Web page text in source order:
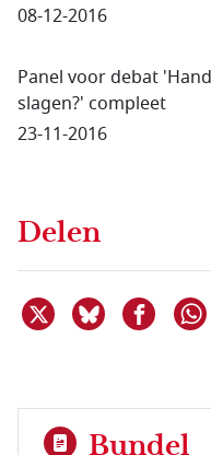
08-12-2016
Panel voor debat
slagen?' compleet
23-11-2016
Delen
Deel dit item op X
Deel dit
Bundel